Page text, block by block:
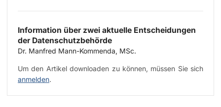
Information über zwei aktuelle Entscheidungen
der Datenschutzbehörde
Dr. Manfred Mann-Kommenda, MSc.
Um den Artikel downloaden zu können, müssen Sie sich
anmelden.